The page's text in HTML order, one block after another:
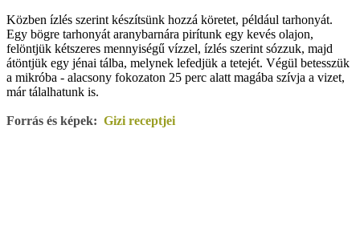
Közben ízlés szerint készítsünk hozzá köretet, például tarhonyát.
Egy bögre tarhonyát aranybarnára pirítunk egy kevés olajon,
felöntjük kétszeres mennyiségű vízzel, ízlés szerint sózzuk, majd
átöntjük egy jénai tálba, melynek lefedjük a tetejét. Végül betesszük
a mikróba - alacsony fokozaton 25 perc alatt magába szívja a vizet,
már tálalhatunk is.
Forrás és képek: Gizi receptjei